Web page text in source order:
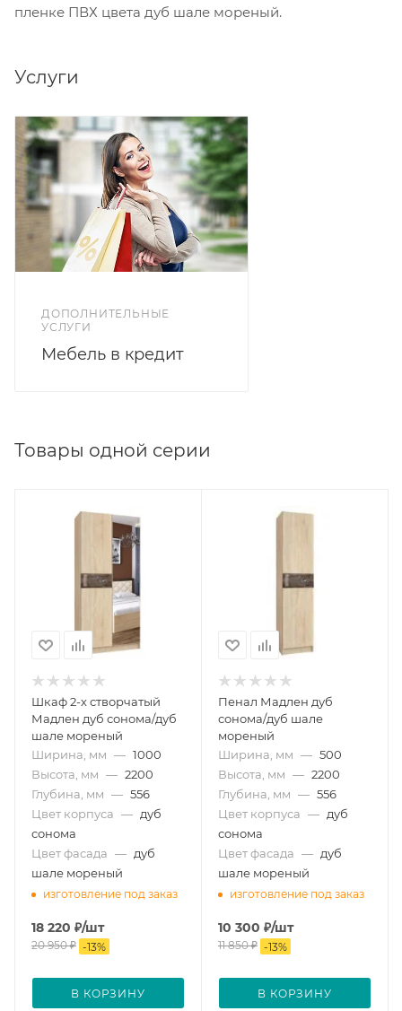
пленке ПВХ цвета дуб шале мореный.
Услуги
ДОПОЛНИТЕЛЬНЫЕ
УСЛУГИ
Мебель в кредит
Товары одной серии
Шкаф 2-х створчатый
Мадлен дуб сонома/дуб
шале мореный
Ширина, мм — 1000
Высота, мм — 2200
Глубина, мм — 556
Цвет корпуса — дуб
сонома
Цвет фасада — дуб
шале мореный
изготовление под заказ
18 220 ₽/шт
20 950₽ -13%
В КОРЗИНУ
Пенал Мадлен дуб
сонома/дуб шале
мореный
Ширина, мм — 500
Высота, мм — 2200
Глубина, мм — 556
Цвет корпуса — дуб
сонома
Цвет фасада — дуб
шале мореный
изготовление под заказ
10 300 ₽/шт
11 850₽ -13%
В КОРЗИНУ